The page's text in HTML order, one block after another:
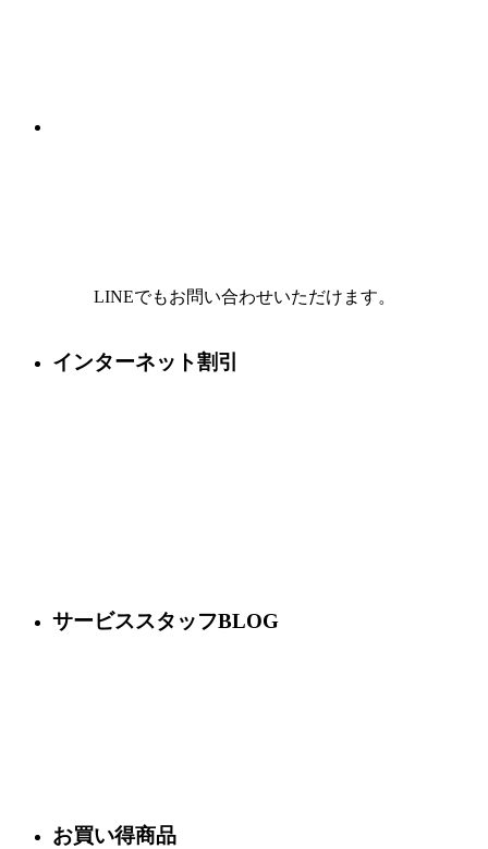
LINEでもお問い合わせいただけます。
インターネット割引
サービススタッフBLOG
お買い得商品